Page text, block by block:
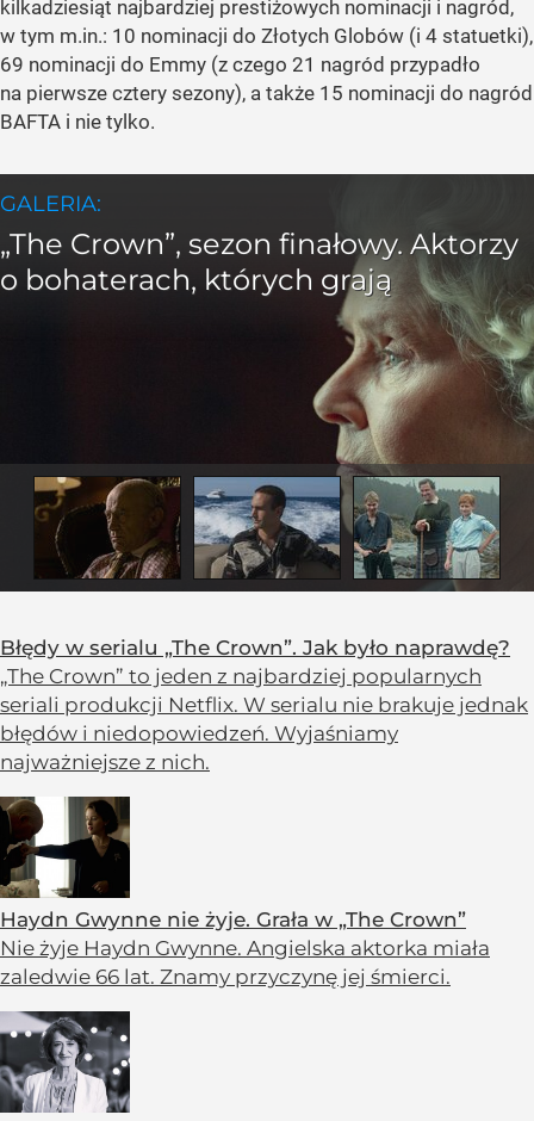
kilkadziesiąt najbardziej prestiżowych nominacji i nagród,
w tym m.in.: 10 nominacji do Złotych Globów (i 4 statuetki),
69 nominacji do Emmy (z czego 21 nagród przypadło
na pierwsze cztery sezony), a także 15 nominacji do nagród
BAFTA i nie tylko.
Błędy w serialu „The Crown”. Jak było naprawdę?
„The Crown” to jeden z najbardziej popularnych
seriali produkcji Netflix. W serialu nie brakuje jednak
błędów i niedopowiedzeń. Wyjaśniamy
najważniejsze z nich.
Haydn Gwynne nie żyje. Grała w „The Crown”
Nie żyje Haydn Gwynne. Angielska aktorka miała
zaledwie 66 lat. Znamy przyczynę jej śmierci.